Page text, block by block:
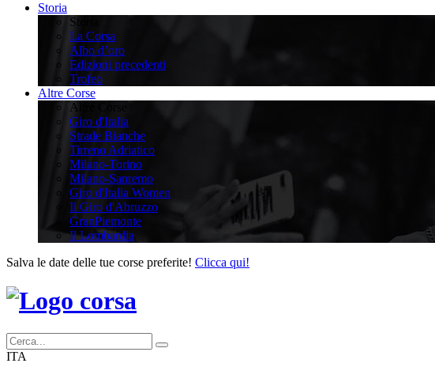
Storia
Storia
La Corsa
Albo d’oro
Edizioni precedenti
Trofeo
Altre Corse
Altre Corse
Giro d'Italia
Strade Bianche
Tirreno Adriatico
Milano-Torino
Milano-Sanremo
Giro d'Italia Women
Il Giro d'Abruzzo
GranPiemonte
Il Lombardia
Salva le date delle tue corse preferite! Clicca qui!
ITA